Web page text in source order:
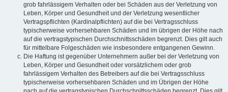
grob fahrlässigem Verhalten oder bei Schäden aus der Verletzung von
Leben, Körper und Gesundheit und der Verletzung wesentlicher
Vertragspflichten (Kardinalpflichten) auf die bei Vertragsschluss
typischerweise vorhersehbaren Schäden und im übrigen der Höhe nach
auf die vertragstypischen Durchschnittsschäden begrenzt. Dies gilt auch
für mittelbare Folgeschäden wie insbesondere entgangenen Gewinn.
Die Haftung ist gegenüber Unternehmern außer bei der Verletzung von
Leben, Körper und Gesundheit oder vorsätzlichem oder grob
fahrlässigem Verhalten des Betreibers auf die bei Vertragsschluss
typischerweise vorhersehbaren Schäden und im Übrigen der Höhe